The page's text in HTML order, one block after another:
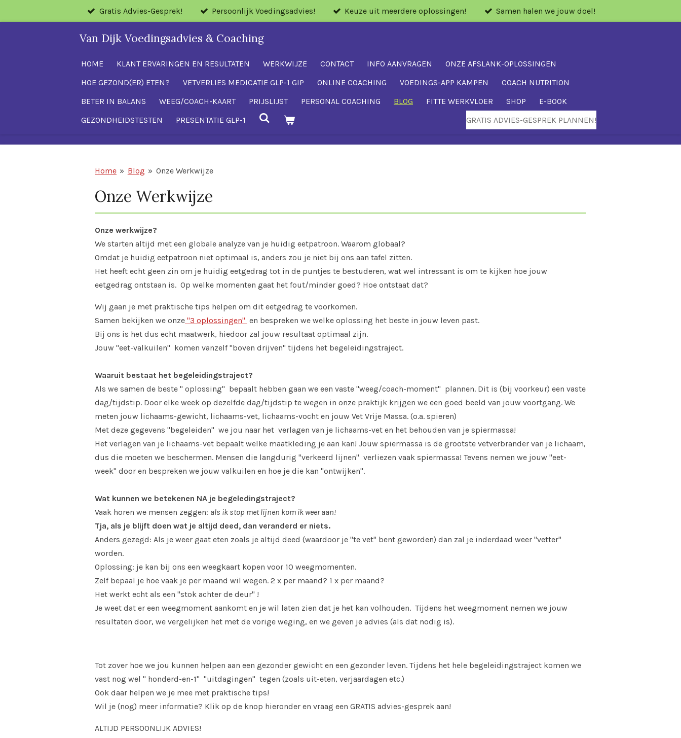
Gratis Advies-Gesprek! Persoonlijk Voedingsadvies! Keuze uit meerdere oplossingen! Samen halen we jouw doel!
Van Dijk Voedingsadvies & Coaching
HOME KLANT ERVARINGEN EN RESULTATEN WERKWIJZE CONTACT INFO AANVRAGEN
ONZE AFSLANK-OPLOSSINGEN
HOE GEZOND(ER) ETEN?
VETVERLIES MEDICATIE GLP-1 GIP ONLINE COACHING VOEDINGS-APP KAMPEN
COACH NUTRITION
BETER IN BALANS
WEEG/COACH-KAART PRIJSLIJST PERSONAL COACHING BLOG FITTE WERKVLOER SHOP
E-BOOK
GEZONDHEIDSTESTEN
PRESENTATIE GLP-1 GRATIS ADVIES-GESPREK PLANNEN!
Home » Blog » Onze Werkwijze
Onze Werkwijze
Onze werkwijze?
We starten altijd met een globale analyze van je huidig eetpatroon. Waarom globaal?
Omdat je huidig eetpatroon niet optimaal is, anders zou je niet bij ons aan tafel zitten.
Het heeft echt geen zin om je huidig eetgedrag tot in de puntjes te bestuderen, wat wel intressant is om te kijken hoe jouw
eetgedrag ontstaan is. Op welke momenten gaat het fout/minder goed? Hoe ontstaat dat?
Wij gaan je met praktische tips helpen om dit eetgedrag te voorkomen.
Samen bekijken we onze "3 oplossingen" en bespreken we welke oplossing het beste in jouw leven past.
Bij ons is het dus echt maatwerk, hiedoor zal jouw resultaat optimaal zijn.
Jouw "eet-valkuilen" komen vanzelf "boven drijven" tijdens het begeleidingstraject.
Waaruit bestaat het begeleidingstraject?
Als we samen de beste " oplossing" bepaalt hebben gaan we een vaste "weeg/coach-moment" plannen. Dit is (bij voorkeur) een vaste
dag/tijdstip. Door elke week op dezelfde dag/tijdstip te wegen in onze praktijk krijgen we een goed beeld van jouw voortgang. We
meten jouw lichaams-gewicht, lichaams-vet, lichaams-vocht en jouw Vet Vrije Massa. (o.a. spieren)
Met deze gegevens "begeleiden" we jou naar het verlagen van je lichaams-vet en het behouden van je spiermassa!
Het verlagen van je lichaams-vet bepaalt welke maatkleding je aan kan! Jouw spiermassa is de grootste vetverbrander van je lichaam,
dus die moeten we beschermen. Mensen die langdurig "verkeerd lijnen" verliezen vaak spiermassa! Tevens nemen we jouw "eet-
week" door en bespreken we jouw valkuilen en hoe je die kan "ontwijken".
Wat kunnen we betekenen NA je begeledingstraject?
Vaak horen we mensen zeggen: als ik stop met lijnen kom ik weer aan!
Tja, als je blijft doen wat je altijd deed, dan veranderd er niets.
Anders gezegd: Als je weer gaat eten zoals je altijd deed (waardoor je "te vet" bent geworden) dan zal je inderdaad weer "vetter"
worden.
Oplossing: je kan bij ons een weegkaart kopen voor 10 weegmomenten.
Zelf bepaal je hoe vaak je per maand wil wegen. 2 x per maand? 1 x per maand?
Het werkt echt als een "stok achter de deur" !
Je weet dat er een weegmoment aankomt en je wil laten zien dat je het kan volhouden. Tijdens het weegmoment nemen we jouw
resultaten door, we vergelijken het met de vorige weging, en we geven je advies (als dat nodig is).
Tot zover hoe we jou kunnen helpen aan een gezonder gewicht en een gezonder leven. Tijdens het hele begeleidingstraject komen we
vast nog wel " honderd-en-1" "uitdagingen" tegen (zoals uit-eten, verjaardagen etc.)
Ook daar helpen we je mee met praktische tips!
Wil je (nog) meer informatie? Klik op de knop hieronder en vraag een GRATIS advies-gesprek aan!
ALTIJD PERSOONLIJK ADVIES!